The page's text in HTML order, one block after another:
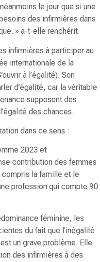
le jour que si une
des infirmières dans
» a-t-elle renchérit.
infirmières à participer au
internationale de la
à l’égalité). Son
d’égalité, car la véritable
supposent des
des chances.
dans ce sens :
2023 et
contribution des femmes
compris la famille et le
profession qui compte 90
féminine, les
du fait que l’inégalité
un grave problème. Elle
des infirmières à des